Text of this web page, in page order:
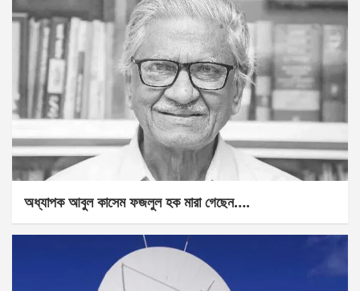
অধ্যাপক আবুল কাসেম ফজলুল হক মারা গেছেন….